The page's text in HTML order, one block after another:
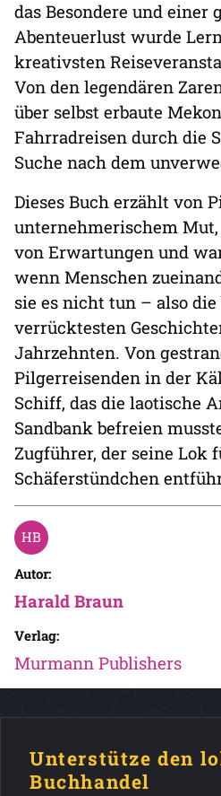
das Besondere und einer
Abenteuerlust wurde
kreativsten
Von den legendären
über selbst erbaute
Fahrradreisen durch die
Suche nach dem
Dieses Buch erzählt von
unternehmerischem
von Erwartungen und
wenn Menschen
sie es nicht tun – also die
verrücktesten
Jahrzehnten. Von
Pilgerreisenden in der
Schiff, das die laotische
Sandbank befreien
Zugführer, der seine Lok
Schäferstündchen
Autor:
Harald Braun
Verlag:
Murmann Publishers
Unterstütze den
Buchhandel